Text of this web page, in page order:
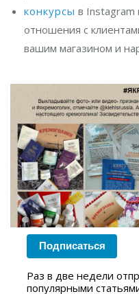
конкурсы в Instagram
отношения с
вашим магазином и
Подписаться
Раз в две недели
популярными